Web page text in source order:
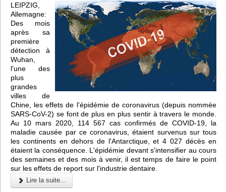
LEIPZIG,
Allemagne:
Des mois
après sa
première
détection à
Wuhan,
l'une des
plus
grandes
villes de
Chine, les effets de l'épidémie de coronavirus (depuis nommée
SARS-CoV-2) se font de plus en plus sentir à travers le monde.
Au 10 mars 2020, 114 567 cas confirmés de COVID-19, la
maladie causée par ce coronavirus, étaient survenus sur tous
les continents en dehors de l'Antarctique, et 4 027 décès en
étaient la conséquence. L'épidémie devant s'intensifier au cours
des semaines et des mois à venir, il est temps de faire le point
sur les effets de report sur l'industrie dentaire.
Lire la suite...